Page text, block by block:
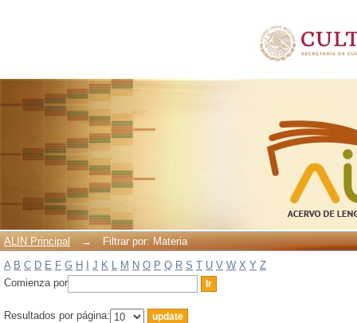
ALIN Principal →
Filtrar por: Materia
A B C D E F G H J K L M N O P Q R S T U V W X Y Z
Comienza por
Resultados por página: